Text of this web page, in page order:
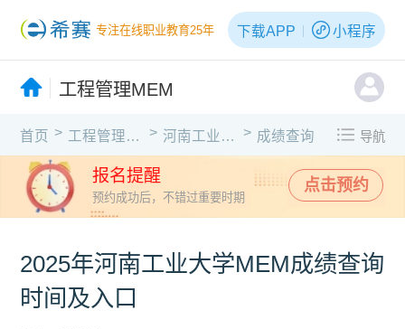
专注在线职业教育25年 下载APP 小程序
工程管理MEM
首页 > 工程管理MEM > 河南工业大学 > 成绩查询 导航
报名提醒
预约成功后，不错过重要时期
点击预约
2025年河南工业大学MEM成绩查询
时间及入口